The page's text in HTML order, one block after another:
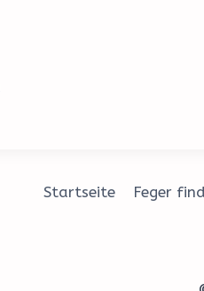
Startseite Feger